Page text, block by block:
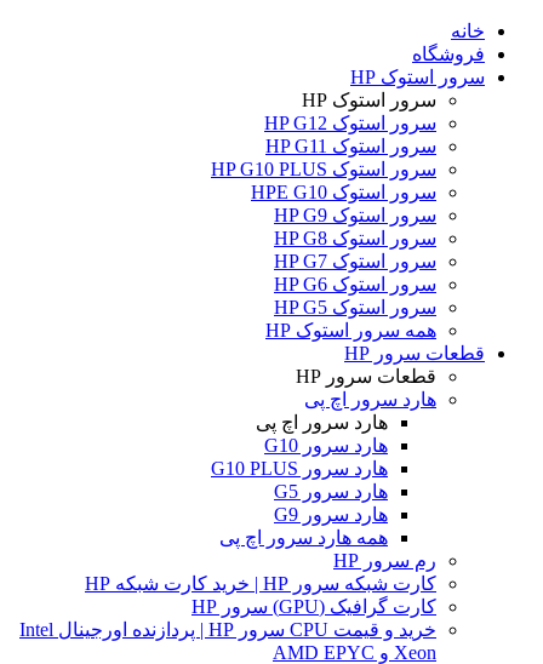
خانه
فروشگاه
سرور استوک HP
سرور استوک HP
سرور استوک HP G12
سرور استوک HP G11
سرور استوک HP G10 PLUS
سرور استوک HPE G10
سرور استوک HP G9
سرور استوک HP G8
سرور استوک HP G7
سرور استوک HP G6
سرور استوک HP G5
همه سرور استوک HP
قطعات سرور HP
قطعات سرور HP
هارد سرور اچ پی
هارد سرور اچ پی
هارد سرور G10
هارد سرور G10 PLUS
هارد سرور G5
هارد سرور G9
همه هارد سرور اچ پی
رم سرور HP
کارت شبکه سرور HP | خرید کارت شبکه HP
کارت گرافیک (GPU) سرور HP
خرید و قیمت CPU سرور HP | پردازنده اورجینال Intel
Xeon و AMD EPYC